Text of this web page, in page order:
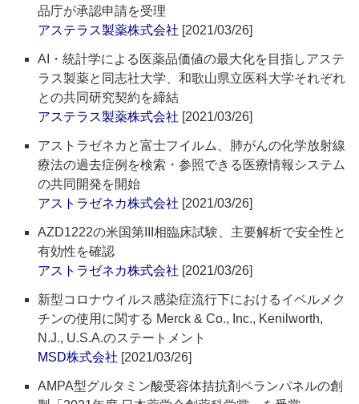
品庁が承認申請を受理
アステラス製薬株式会社 [2021/03/26]
AI・統計学による医薬品価値の最大化を目指しアステ
ラス製薬と同志社大学、和歌山県立医科大学それぞれ
との共同研究契約を締結
アステラス製薬株式会社 [2021/03/26]
アストラゼネカと富士フイルム、肺がんの化学放射線
療法の過去症例を検索・参照できる医療情報システム
の共同開発を開始
アストラゼネカ株式会社 [2021/03/26]
AZD1222の米国第III相臨床試験、主要解析で安全性と
有効性を確認
アストラゼネカ株式会社 [2021/03/26]
新型コロナウイルス感染症流行下におけるイベルメク
チンの使用に関する Merck & Co., Inc., Kenilworth,
N.J., U.S.A.のステートメント
MSD株式会社 [2021/03/26]
AMPA型グルタミン酸受容体拮抗剤ペランパネルの創